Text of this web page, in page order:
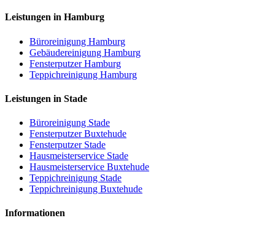
Leistungen in Hamburg
Büroreinigung Hamburg
Gebäudereinigung Hamburg
Fensterputzer Hamburg
Teppichreinigung Hamburg
Leistungen in Stade
Büroreinigung Stade
Fensterputzer Buxtehude
Fensterputzer Stade
Hausmeisterservice Stade
Hausmeisterservice Buxtehude
Teppichreinigung Stade
Teppichreinigung Buxtehude
Informationen